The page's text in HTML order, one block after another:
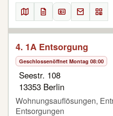
4. 1A Entsorgung
Geschlossenöffnet Montag 08:00
Seestr. 108
13353 Berlin
Wohnungsauflösungen,
Entsorgungen